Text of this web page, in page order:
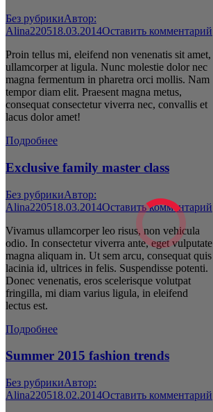
Без рубрикиАвтор:
Alina220518.03.2014Оставить комментарий
Proin tellus mi, eleifend non venenatis sit amet,
ullamcorper at ligula. Nunc molestie dolor nec
magna fermentum in pharetra orci mollis. Nam
tempor diam elit. Praesent magna metus,
consequat consectetur viverra nec, convallis et
lacus dolor amet!
Подробнее
Exclusive family master class
Без рубрикиАвтор:
Alina220518.03.2014Оставить комментарий
Vivamus ullamcorper leo risus, non vehicula
odio. In consectetur viverra ante, eget vulputate
magna aliquam in. Ut sem arcu, consequat quis
lacinia id, ultrices in felis. Suspendisse potenti.
Donec venenatis, eros scelerisque volutpat
fringilla, mi diam varius ligula, in eleifend
lectus est.
Подробнее
Summer 2015 fashion trends
Без рубрикиАвтор:
Alina220518.02.2014Оставить комментарий